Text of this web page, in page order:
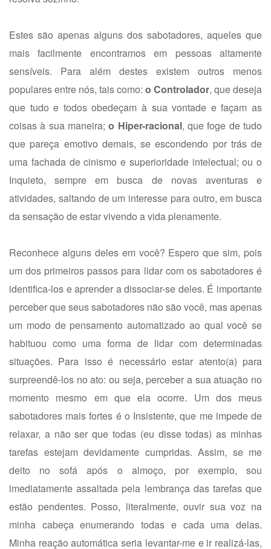
Estes são apenas alguns dos sabotadores, aqueles que
mais facilmente encontramos em pessoas altamente
sensíveis. Para além destes existem outros menos
populares entre nós, tais como: o Controlador, que deseja
que tudo e todos obedeçam à sua vontade e façam as
coisas à sua maneira;o Hiper-racional, que foge de tudo
que pareça emotivo demais, se escondendo por trás de
uma fachada de cinismo e superioridade intelectual; ou o
Inquieto, sempre em busca de novas aventuras e
atividades, saltando de um interesse para outro, em busca
da sensação de estar vivendo a vida plenamente.
Reconhece alguns deles em você? Espero que sim, pois
um dos primeiros passos para lidar com os sabotadores é
identifica-los e aprender a dissociar-se deles. É importante
perceber que seus sabotadores não são você, mas apenas
um modo de pensamento automatizado ao qual você se
habituou como uma forma de lidar com determinadas
situações. Para isso é necessário estar atento(a) para
surpreendê-los no ato: ou seja, perceber a sua atuação no
momento mesmo em que ela ocorre. Um dos meus
sabotadores mais fortes é o Insistente, que me impede de
relaxar, a não ser que todas (eu disse todas) as minhas
tarefas estejam devidamente cumpridas. Assim, se me
deito no sofá após o almoço, por exemplo, sou
imediatamente assaltada pela lembrança das tarefas que
estão pendentes. Posso, literalmente, ouvir sua voz na
minha cabeça enumerando todas e cada uma delas.
Minha reação automática seria levantar-me e ir realizá-las,